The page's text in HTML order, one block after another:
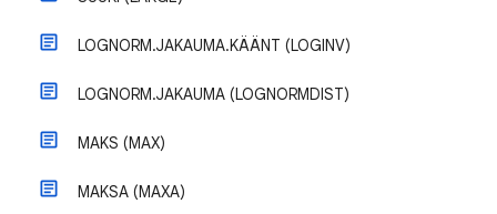
LOGNORM.JAKAUMA.KÄÄNT (LOGINV)
LOGNORM.JAKAUMA (LOGNORMDIST)
MAKS (MAX)
MAKSA (MAXA)